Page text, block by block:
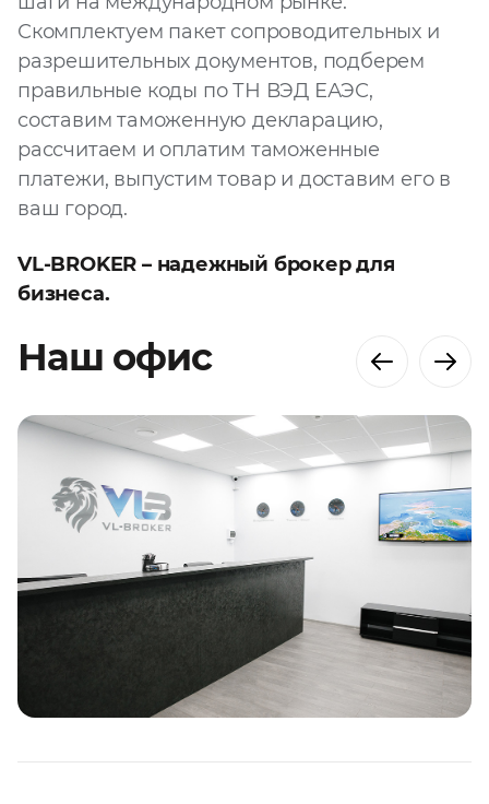
Скомплектуем пакет сопроводительных и
разрешительных документов, подберем
правильные коды по ТН ВЭД ЕАЭС,
составим таможенную декларацию,
рассчитаем и оплатим таможенные
платежи, выпустим товар и доставим его в
ваш город.
VL-BROKER – надежный брокер для
бизнеса.
Наш офис